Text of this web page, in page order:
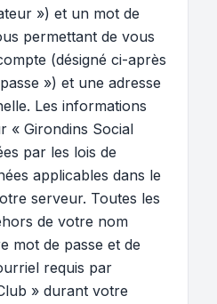
») et un mot de
permettant de vous
(désigné ci-après
») et une adresse
Les informations
« Girondins Social
par les lois de
applicables dans le
serveur. Toutes les
de votre nom
mot de passe et de
requis par
» durant votre